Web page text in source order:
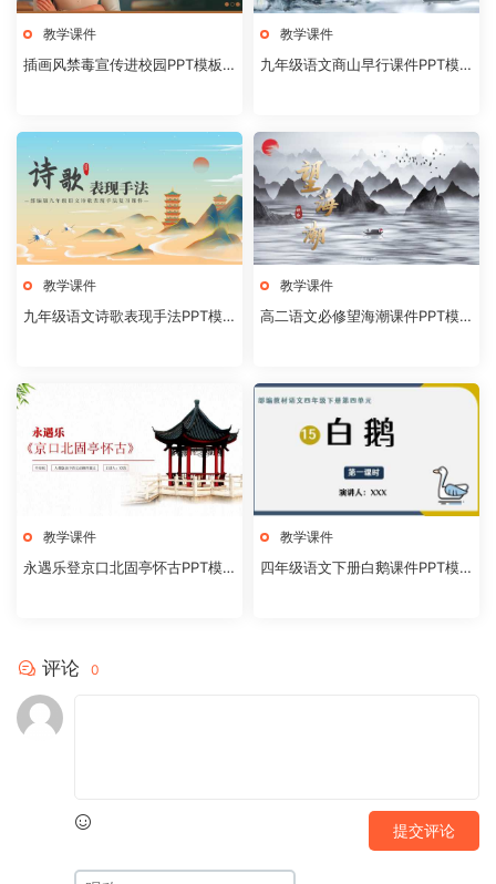
教学课件
插画风禁毒宣传进校园PPT模板2
教学课件
九年级语文商山早行课件PPT模
教学课件
九年级语文诗歌表现手法PPT模
教学课件
高二语文必修望海潮课件PPT模
教学课件
永遇乐登京口北固亭怀古PPT模
教学课件
四年级语文下册白鹅课件PPT模
评论 0
提交评论